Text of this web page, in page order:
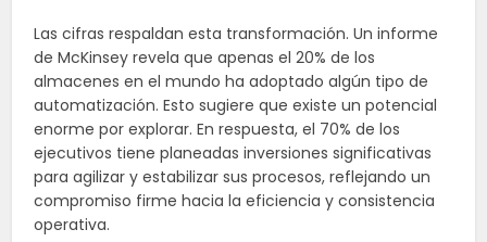
Las cifras respaldan esta transformación. Un informe
de McKinsey revela que apenas el 20% de los
almacenes en el mundo ha adoptado algún tipo de
automatización. Esto sugiere que existe un potencial
enorme por explorar. En respuesta, el 70% de los
ejecutivos tiene planeadas inversiones significativas
para agilizar y estabilizar sus procesos, reflejando un
compromiso firme hacia la eficiencia y consistencia
operativa.